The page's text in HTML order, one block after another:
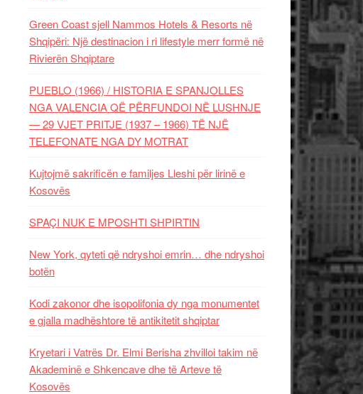
Green Coast sjell Nammos Hotels & Resorts në
Shqipëri: Një destinacion i ri lifestyle merr formë në
Rivierën Shqiptare
PUEBLO (1966) / HISTORIA E SPANJOLLES
NGA VALENCIA QË PËRFUNDOI NË LUSHNJE
— 29 VJET PRITJE (1937 – 1966) TË NJË
TELEFONATE NGA DY MOTRAT
Kujtojmë sakrificën e familjes Lleshi për lirinë e
Kosovës
SPAÇI NUK E MPOSHTI SHPIRTIN
New York, qyteti që ndryshoi emrin… dhe ndryshoi
botën
Kodi zakonor dhe isopolifonia dy nga monumentet
e gjalla madhështore të antikitetit shqiptar
Kryetari i Vatrës Dr. Elmi Berisha zhvilloi takim në
Akademinë e Shkencave dhe të Arteve të
Kosovës